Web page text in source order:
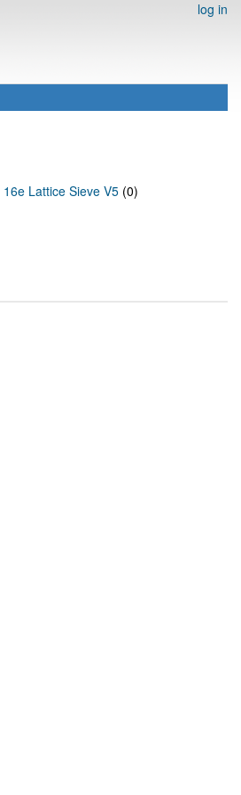
log in
16e Lattice Sieve V5 (0)